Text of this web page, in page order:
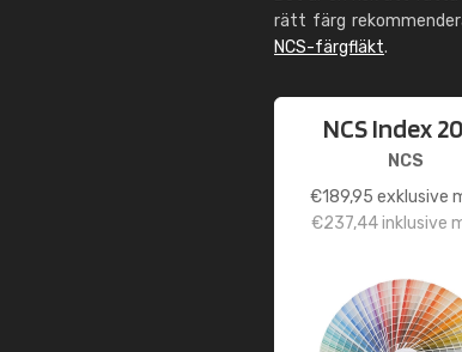
rätt färg
NCS-färgfläkt.
NCS Index
NCS
€189,95 exklusive
€237,44inklusive